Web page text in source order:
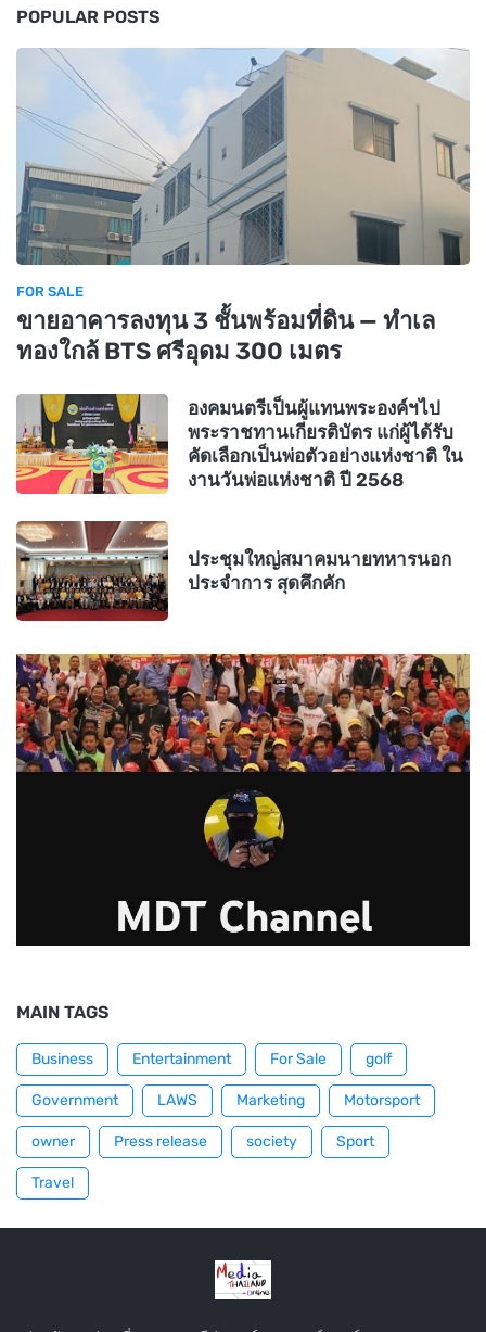
POPULAR POSTS
FOR SALE
ขายอาคารลงทุน 3 ชั้นพร้อมที่ดิน — ทำเล
ทองใกล้ BTS ศรีอุดม 300 เมตร
องคมนตรีเป็นผู้แทนพระองค์ฯไป
พระราชทานเกียรติบัตร แก่ผู้ได้รับ
คัดเลือกเป็นพ่อตัวอย่างแห่งชาติ ใน
งานวันพ่อแห่งชาติ ปี 2568
ประชุมใหญ่สมาคมนายทหารนอก
ประจำการ สุดคึกคัก
MAIN TAGS
Business Entertainment For Sale golf
Government LAWS Marketing Motorsport
owner Press release society Sport
Travel